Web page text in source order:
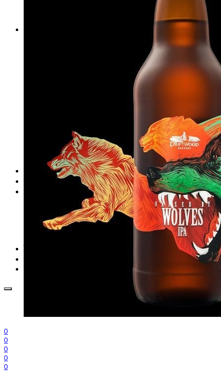
farby a color management návody
fonty zadarmo
rozmery papiera
slovník pojmov
DENNÍK DETEPÁKA
OD DETEPÁKOV
EAN generátor
QR generátor
.cdr online konvertor
lorem ipsum generátor
zaslať súbor do rubriky Od detepákov
0
0
0
0
0